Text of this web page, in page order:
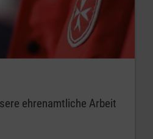
ehrenamtliche Arbeit